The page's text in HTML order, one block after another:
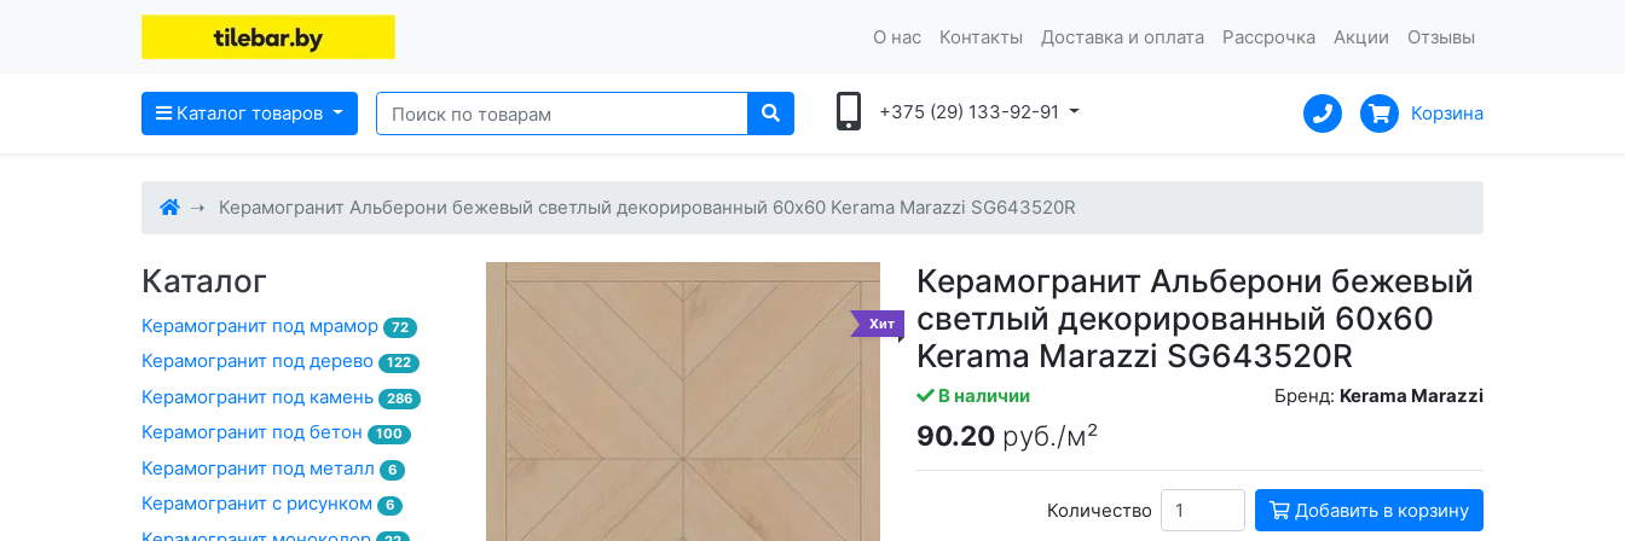
О нас Контакты Доставка и оплата Рассрочка Акции Отзывы
Каталог товаров +375 (29) 133-92-91 Корзина
Керамогранит Альберони бежевый светлый декорированный 60x60 Kerama Marazzi SG643520R
Хит
Керамогранит Альберони бежевый
светлый декорированный 60x60
Kerama Marazzi SG643520R
В наличии Бренд: Kerama Marazzi
90.20 руб./м²
Количество Добавить в корзину
Каталог
Керамогранит под мрамор 72
Керамогранит под дерево 122
Керамогранит под камень 286
Керамогранит под бетон 100
Керамогранит под металл 6
Керамогранит с рисунком 6